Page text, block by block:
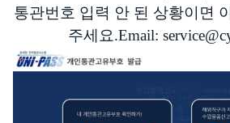
통관번호 입력 안 된 상황이면
주세요.Email: